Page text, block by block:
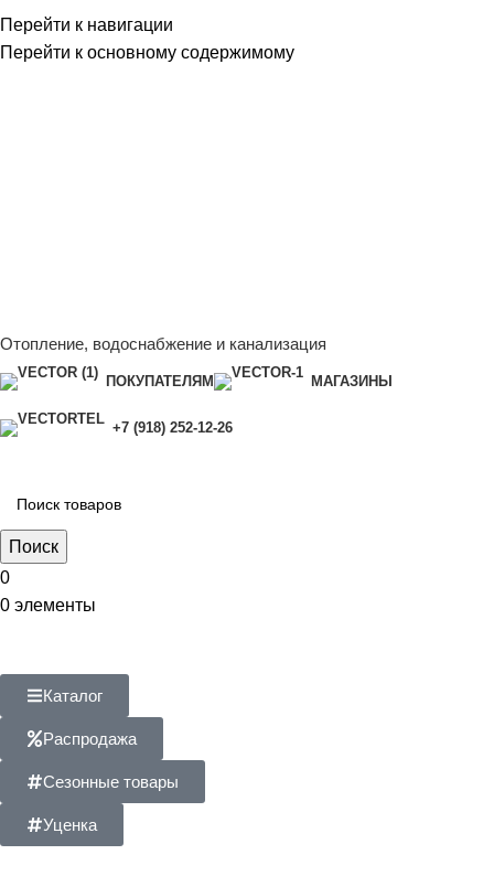
Перейти к навигации
Перейти к основному содержимому
Отопление, водоснабжение и канализация
ПОКУПАТЕЛЯМ МАГАЗИНЫ
+7 (918) 252-12-26
Поиск
0
0 элементы
Каталог
Распродажа
Сезонные товары
Уценка